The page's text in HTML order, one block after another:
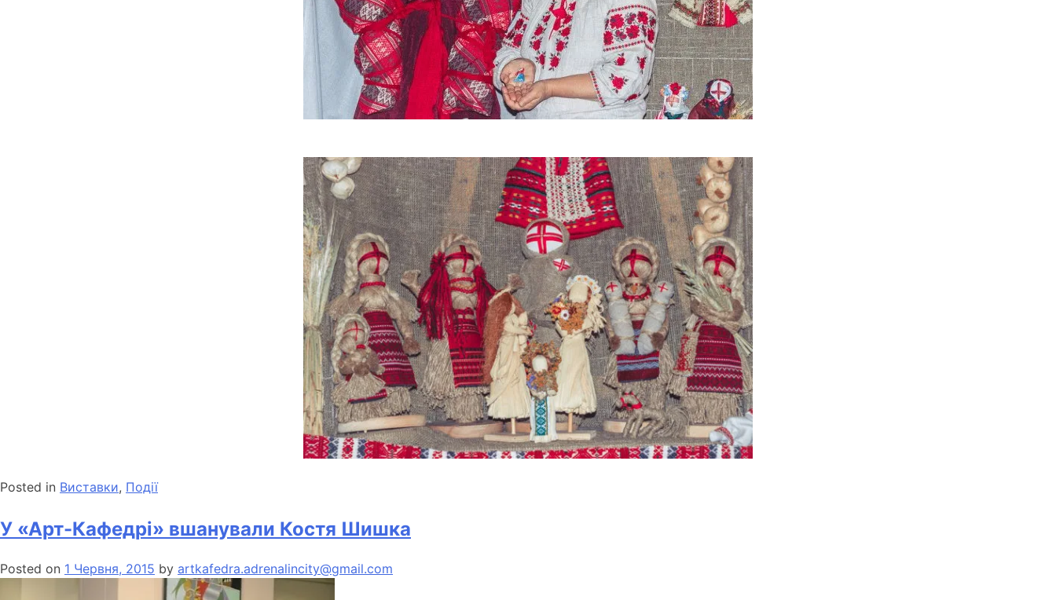
Posted in Виставки, Події
У «Арт-Кафедрі» вшанували Костя Шишка
Posted on 1 Червня, 2015 by artkafedra.adrenalincity@gmail.com